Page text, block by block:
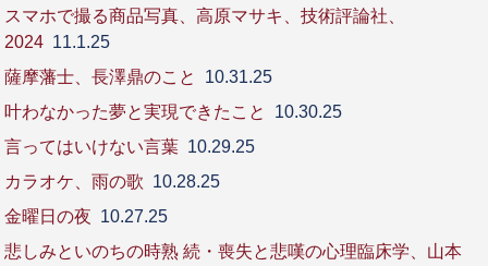
スマホで撮る商品写真、高原マサキ、技術評論社、
2024 11.1.25
薩摩藩士、長澤鼎のこと
10.31.25
叶わなかった夢と実現できたこと
10.30.25
言ってはいけない言葉 10.29.25
カラオケ、雨の歌 10.28.25
金曜日の夜 10.27.25
悲しみといのちの時熟 続・喪失と悲嘆の心理臨床学、山本